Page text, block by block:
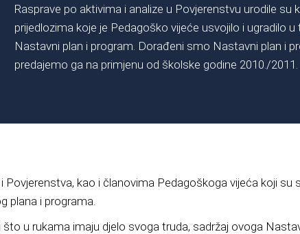
Rasprave po aktivima i analize u Povjerenstvu urodile su
prijedlozima koje je Pedagoško vijeće usvojilo i ugradilo u
Nastavni plan i program. Dorađeni smo Nastavni plan i
predajemo ga na primjenu od školske godine 2010./2011.
kao i članovima Pedagoškoga vijeća koji su
plana i programa.
u rukama imaju djelo svoga truda, sadržaj ovoga